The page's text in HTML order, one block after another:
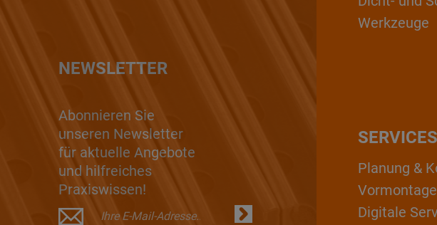
NEWSLETTER
Abonnieren Sie
unseren Newsletter
für aktuelle Angebote
und hilfreiches
Praxiswissen!
Werkzeuge
SERVICES
Planung &
Vormontage
Digitale